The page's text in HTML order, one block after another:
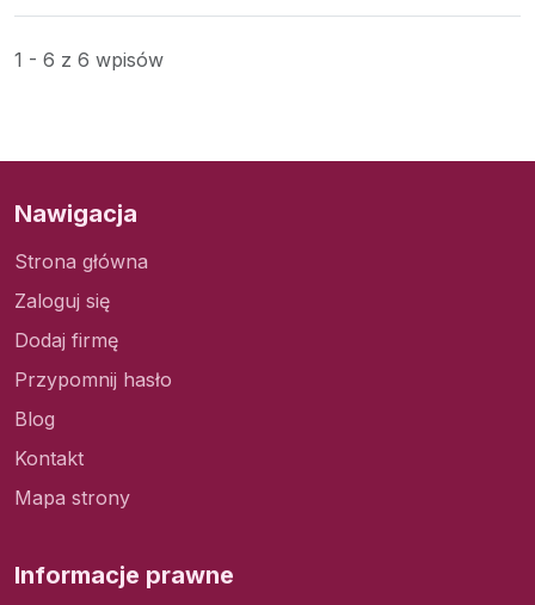
1 - 6 z 6 wpisów
Nawigacja
Strona główna
Zaloguj się
Dodaj firmę
Przypomnij hasło
Blog
Kontakt
Mapa strony
Informacje prawne